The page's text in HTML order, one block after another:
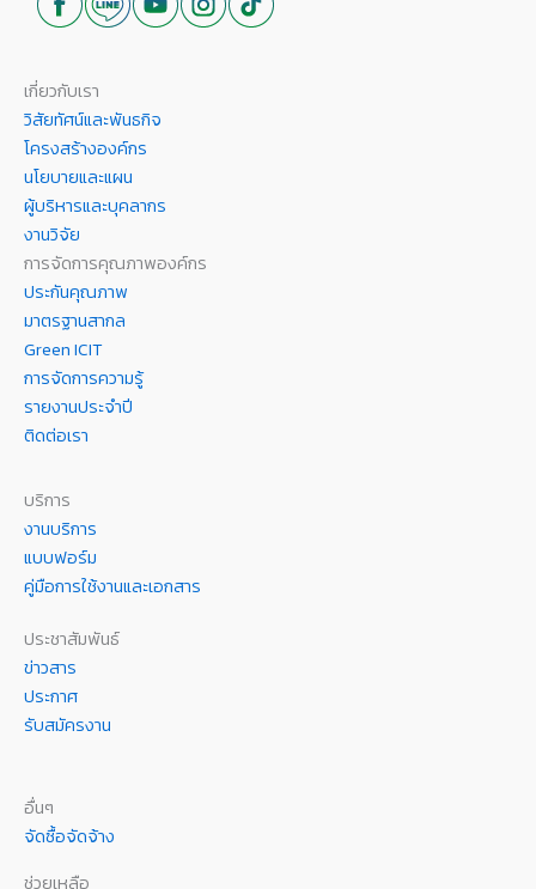
เกี่ยวกับเรา
วิสัยทัศน์และพันธกิจ
โครงสร้างองค์กร
นโยบายและแผน
ผู้บริหารและบุคลากร
งานวิจัย
การจัดการคุณภาพองค์กร
ประกันคุณภาพ
มาตรฐานสากล
Green ICIT
การจัดการความรู้
รายงานประจำปี
ติดต่อเรา
บริการ
งานบริการ
แบบฟอร์ม
คู่มือการใช้งานและเอกสาร
ประชาสัมพันธ์
ข่าวสาร
ประกาศ
รับสมัครงาน
อื่นๆ
จัดซื้อจัดจ้าง
ช่วยเหลือ